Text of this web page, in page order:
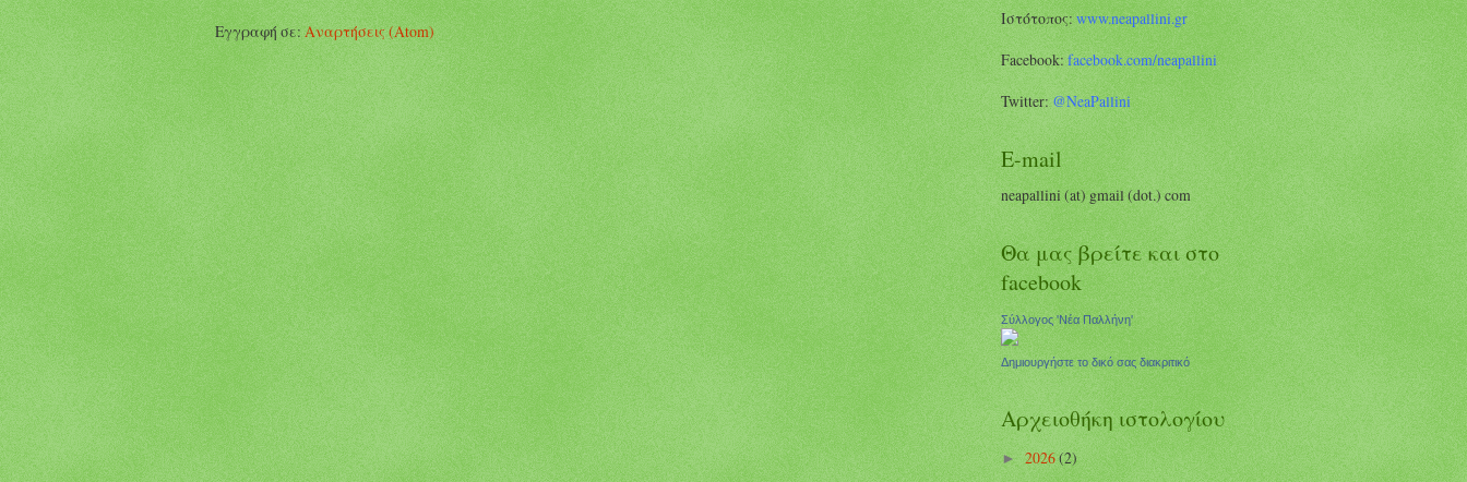
Εγγραφή σε:Αναρτήσεις (Atom)
Ιστότοπος:www.neapallini.gr
Facebook:facebook.com/neapallini
Twitter:@NeaPallini
E-mail
neapallini (at) gmail (dot.) com
Θα μας βρείτε και στο
facebook
Σύλλογος 'Νέα Παλλήνη'
Δημιουργήστε το δικό σας διακριτικό
Αρχειοθήκη ιστολογίου
► 2026(2)